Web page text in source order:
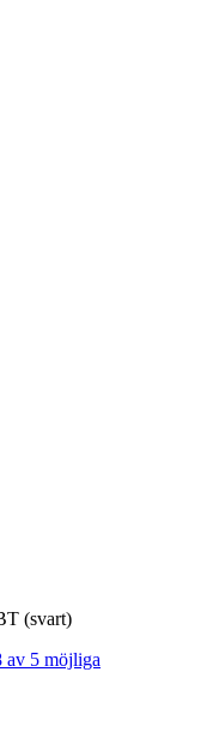
(svart)
av 5 möjliga